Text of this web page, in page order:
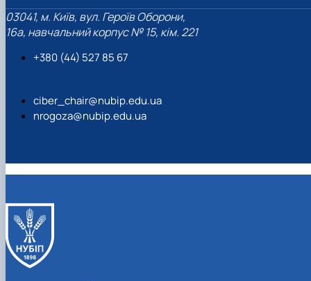
03041, м. Київ, вул. Героїв Оборони,
16а, навчальний корпус № 15, кім. 221
+380 (44) 527 85 67‬
ciber_chair@nubip.edu.ua
nrogoza@nubip.edu.ua